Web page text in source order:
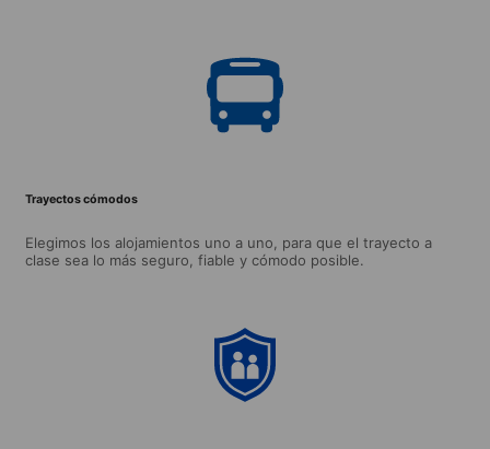
Trayectos cómodos
Elegimos los alojamientos uno a uno, para que el trayecto a
clase sea lo más seguro, fiable y cómodo posible.